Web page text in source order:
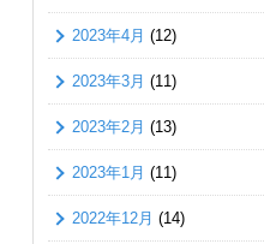
2023年4月 (12)
2023年3月 (11)
2023年2月 (13)
2023年1月 (11)
2022年12月 (14)